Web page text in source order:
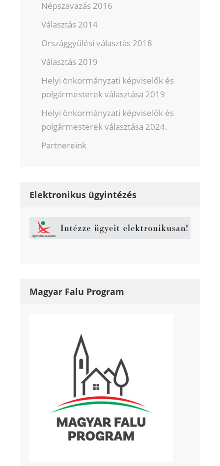
Népszavazás 2016
Választás 2014
Országgyűlési választás 2018
Választás 2019
Helyi önkormányzati képviselők és
polgármesterek választása 2019
Helyi önkormányzati képviselők és
polgármesterek választása 2024.
Partnereink
Elektronikus ügyintézés
Magyar Falu Program